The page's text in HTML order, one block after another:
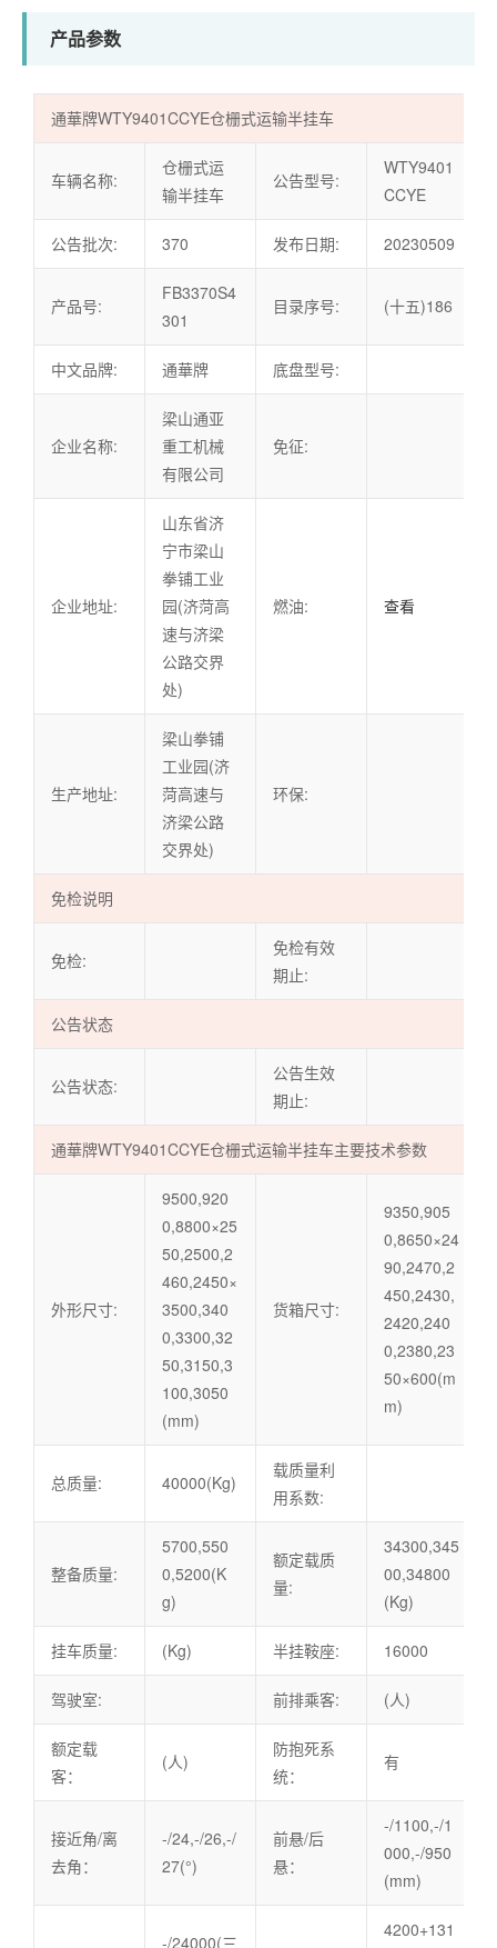
产品参数
通華牌WTY9401CCYE仓栅式运输半挂车
车辆名称:
仓栅式运
输半挂车
公告型号:
WTY9401
CCYE
公告批次: 370 发布日期: 20230509
产品号:
FB3370S4
301
目录序号: (十五)186
中文品牌: 通華牌 底盘型号:
企业名称:
梁山通亚
重工机械
有限公司
免征:
企业地址:
山东省济
宁市梁山
拳铺工业
园(济菏高
速与济梁
公路交界
处)
燃油: 查看
生产地址:
梁山拳铺
工业园(济
菏高速与
济梁公路
交界处)
环保:
免检说明
免检:
免检有效
期止:
公告状态
公告状态:
公告生效
期止:
通華牌WTY9401CCYE仓栅式运输半挂车主要技术参数
外形尺寸:
9500,920
0,8800×25
50,2500,2
460,2450×
3500,340
0,3300,32
50,3150,3
100,3050
(mm)
货箱尺寸:
9350,905
0,8650×24
90,2470,2
450,2430,
2420,240
0,2380,23
50×600(m
m)
总质量: 40000(Kg)
载质量利
用系数:
整备质量:
5700,550
0,5200(K
g)
额定载质
量:
34300,345
00,34800
(Kg)
挂车质量: (Kg) 半挂鞍座: 16000
驾驶室: 前排乘客: (人)
额定载
客：
(人)
防抱死系
统：
有
接近角/离
去角：
-/24,-/26,-/
27(°)
前悬/后
悬：
-/1100,-/1
000,-/950
(mm)
-/24000(三
4200+131